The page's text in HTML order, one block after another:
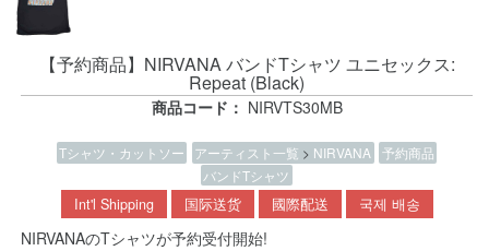
【予約商品】NIRVANA バンドTシャツ ユニセックス:
Repeat (Black)
商品コード： NIRVTS30MB
Tシャツ・カットソー アーティスト一覧 > NIRVANA 予約商品
バンドTシャツ
Int'l Shipping 国际送货 國際配送 국제 배송
NIRVANAのTシャツが予約受付開始!